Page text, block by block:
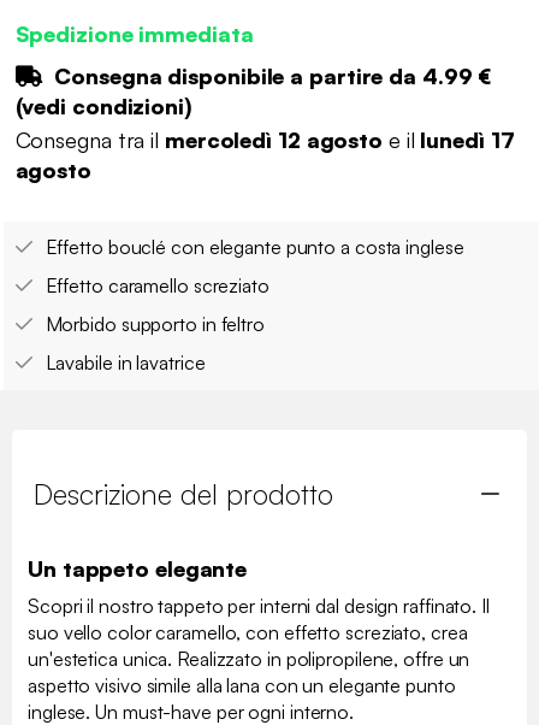
Spedizione immediata
Consegna disponibile a partire da 4.99 €
(vedi condizioni)
Consegna tra il mercoledì 12 agosto e il lunedì 17
agosto
Effetto bouclé con elegante punto a costa inglese
Effetto caramello screziato
Morbido supporto in feltro
Lavabile in lavatrice
Descrizione del prodotto
Un tappeto elegante
Scopri il nostro tappeto per interni dal design raffinato. Il
suo vello color caramello, con effetto screziato, crea
un'estetica unica. Realizzato in polipropilene, offre un
aspetto visivo simile alla lana con un elegante punto
inglese. Un must-have per ogni interno.